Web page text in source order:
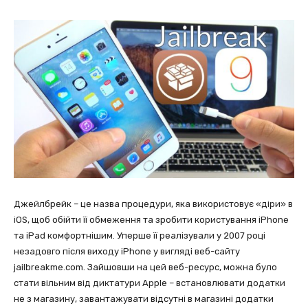
Джейлбрейк – це назва процедури, яка використовує «діри» в
iOS, щоб обійти її обмеження та зробити користування iPhone
та iPad комфортнішим. Уперше її реалізували у 2007 році
незадовго після виходу iPhone у вигляді веб-сайту
jailbreakme.com. Зайшовши на цей веб-ресурс, можна було
стати вільним від диктатури Apple – встановлювати додатки
не з магазину, завантажувати відсутні в магазині додатки